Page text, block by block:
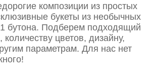
композиции из простых
букеты из необычных
бутона. Подберем подходящий
количеству цветов, дизайну,
параметрам. Для нас нет